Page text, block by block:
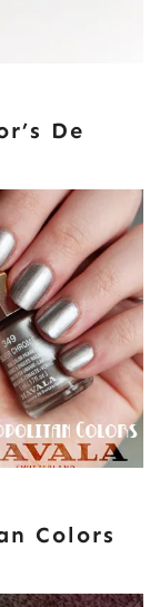
De
Colors